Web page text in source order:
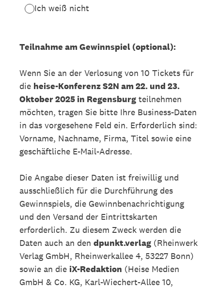
Ich weiß nicht
Teilnahme am Gewinnspiel (optional):
Wenn Sie an der Verlosung von 10 Tickets für
die heise-Konferenz S2N am 22. und 23.
Oktober 2025 in Regensburg teilnehmen
möchten, tragen Sie bitte Ihre Business-Daten
in das vorgesehene Feld ein. Erforderlich sind:
Vorname, Nachname, Firma, Titel sowie eine
geschäftliche E-Mail-Adresse.
Die Angabe dieser Daten ist freiwillig und
ausschließlich für die Durchführung des
Gewinnspiels, die Gewinnbenachrichtigung
und den Versand der Eintrittskarten
erforderlich. Zu diesem Zweck werden die
Daten auch an den dpunkt.verlag (Rheinwerk
Verlag GmbH, Rheinwerkallee 4, 53227 Bonn)
sowie an die iX-Redaktion (Heise Medien
GmbH & Co. KG, Karl-Wiechert-Allee 10,